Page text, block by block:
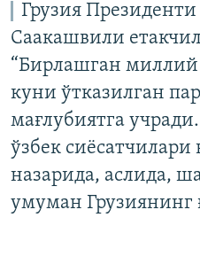
Грузия
Саакашвили
“Бирлашган миллий
куни ўтказилган
мағлубиятга
ўзбек
назарида, аслида,
умуман Грузиянинг